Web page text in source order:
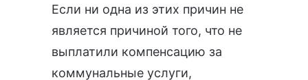
Если ни одна из этих причин не
является причиной того, что не
выплатили компенсацию за
коммунальные услуги,